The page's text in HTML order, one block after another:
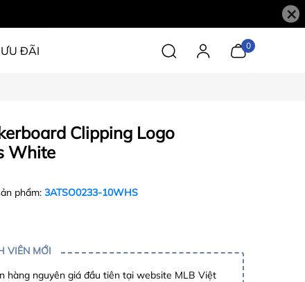
×
ƯU ĐÃI 0
Clipping Logo
White
phẩm: 3ATSO0233-10WHS
VIÊN MỚI
hàng nguyên giá đầu tiên tại website MLB Việt